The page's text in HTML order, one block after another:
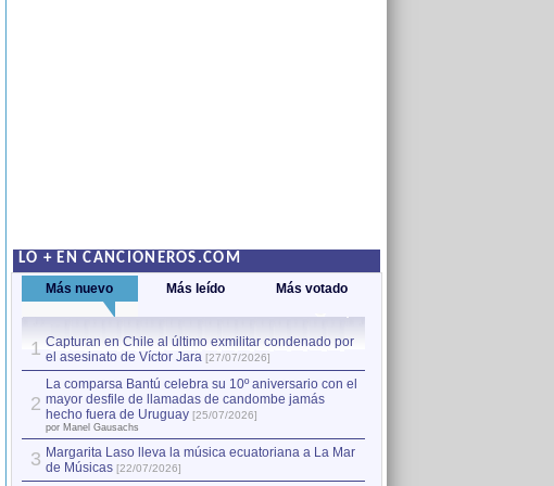
LO + EN CANCIONEROS.COM
Más nuevo Más leído Más votado
1 Capturan en Chile al último exmilitar condenado por
el asesinato de Víctor Jara [27/07/2026]
2
La comparsa Bantú celebra su 10º aniversario con el
mayor desfile de llamadas de candombe jamás
hecho fuera de Uruguay [25/07/2026]
por Manel Gausachs
3 Margarita Laso lleva la música ecuatoriana a La Mar
de Músicas [22/07/2026]